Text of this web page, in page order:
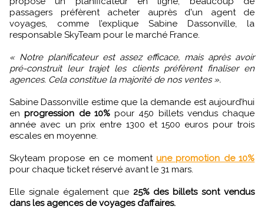
passagers préfèrent acheter auprès d'un agent de
voyages, comme l’explique Sabine Dassonville, la
responsable SkyTeam pour le marché France.
« Notre planificateur est assez efficace, mais après avoir
pré-construit leur trajet les clients préfèrent finaliser en
agences. Cela constitue la majorité de nos ventes ».
Sabine Dassonville estime que la demande est aujourd’hui
enprogression de 10%pour 450 billets vendus chaque
année avec un prix entre 1300 et 1500 euros pour trois
escales en moyenne.
Skyteam propose en ce moment une promotion de 10%
pour chaque ticket réservé avant le 31 mars.
Elle signale également que 25% des billets sont vendus
dans les agences de voyages d’affaires.